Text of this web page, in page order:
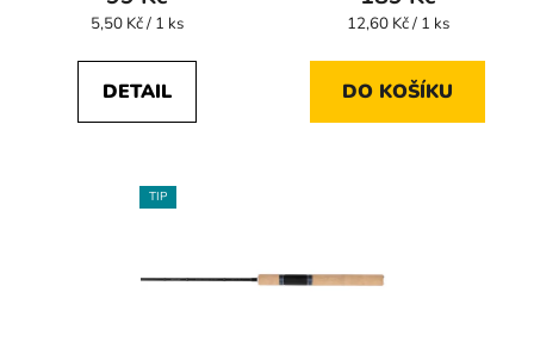
Měrná
5,50 Kč / 1 ks
DETAIL
Měrná
12,60 Kč / 1 ks
DO KOŠÍKU
TIP